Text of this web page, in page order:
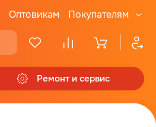
Оптовикам Покупателям
Ремонт и сервис